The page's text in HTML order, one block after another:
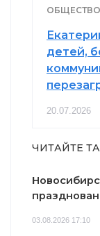
ОБЩЕСТВО
детей,
20.07.2026
ЧИТАЙТЕ
03.08.2026 17:10